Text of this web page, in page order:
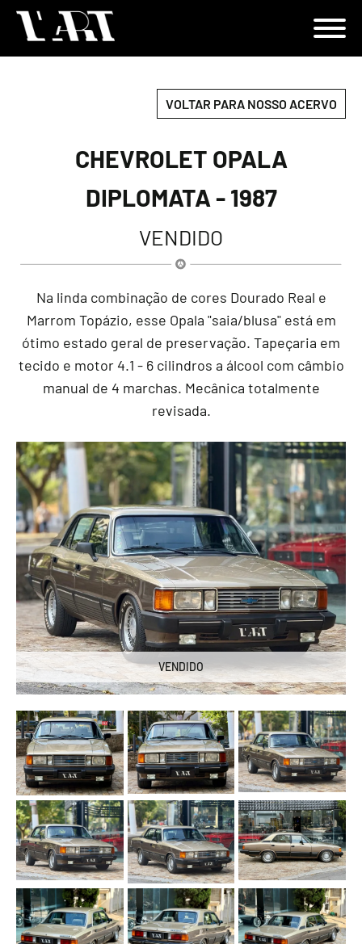
VOLTAR PARA NOSSO ACERVO
CHEVROLET OPALA
DIPLOMATA - 1987
VENDIDO
Na linda combinação de cores Dourado Real e
Marrom Topázio, esse Opala "saia/blusa" está em
ótimo estado geral de preservação. Tapeçaria em
tecido e motor 4.1 - 6 cilindros a álcool com câmbio
manual de 4 marchas. Mecânica totalmente
revisada.
VENDIDO